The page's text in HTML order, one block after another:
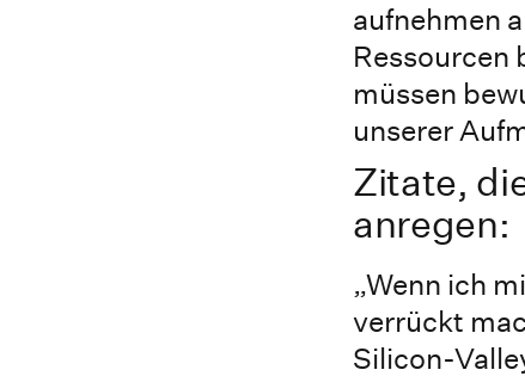
aufnehmen
Ressourcen
müssen
unserer
Zitate,
anregen:
„Wenn ich
verrückt
Silicon-